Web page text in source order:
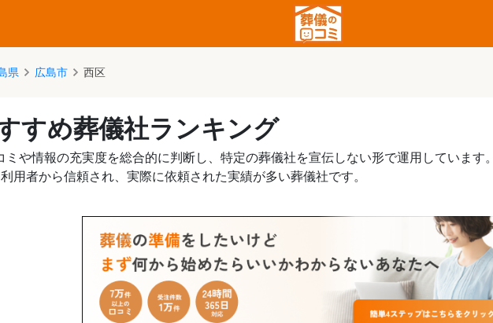
県 広島市 西区
すめ葬儀社ランキング
ミや情報の充実度を総合的に判断し、特定の葬儀社を宣伝しない形で運用しています。
用者から信頼され、実際に依頼された実績が多い葬儀社です。